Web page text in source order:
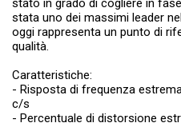
stato in grado di cogliere in
stata uno dei massimi leader
oggi rappresenta un punto di
qualità.
Caratteristiche:
- Risposta di frequenza
c/s
- Percentuale di distorsione